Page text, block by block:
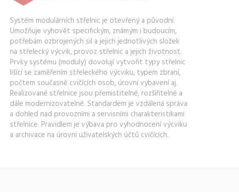
Systém modulárních střelnic je otevřený a původní.
Umožňuje vyhovět specifickým, známým i budoucím,
potřebám ozbrojených sil a jejich jednotlivých složek
na střelecký výcvik, provoz střelnic a jejich životnost.
Prvky systému (moduly) dovolují vytvořit typy střelnic
lišící se zaměřením střeleckého výcviku, typem zbraní,
počtem současně cvičících osob, úrovní vybavení aj.
Realizované střelnice jsou přemistitelné, rozšiřitelné a
dále modernizovatelné. Standardem je vzdálená správa
a dohled nad provozními a servisními charakteristikami
střelnice. Pravidlem je výbava pro vyhodnocení výcviku
a archivace na úrovni uživatelských účtů cvičících.